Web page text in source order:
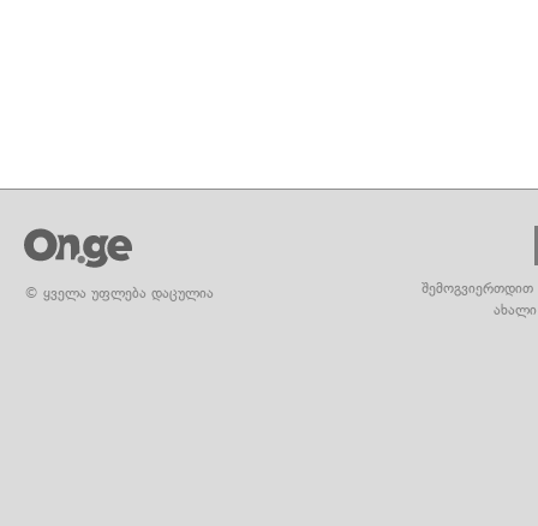
© ყველა უფლება დაცულია
შემოგვიერთდით
ახალი